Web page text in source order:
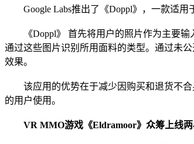
Google Labs推出了《Doppl》，一款适用
《Doppl》 首先将用户的照片作为主要输
通过这些图片识别所用面料的类型。通过未
效果。
该应用的优势在于减少因购买和退货不合身
的用户使用。
VR MMO游戏《Eldramoor》众筹上线